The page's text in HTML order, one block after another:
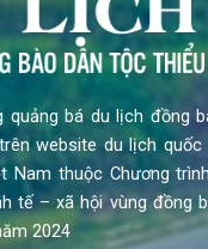
quảng bá du lịch đồng
website du lịch quốc
Nam thuộc Chương
tế – xã hội vùng đồng
2024